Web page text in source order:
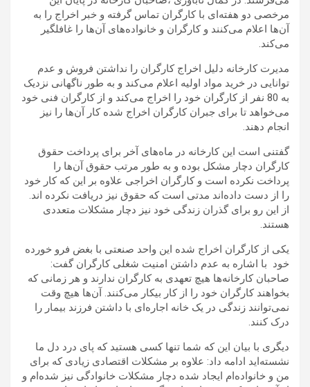
مرخصی دو هفته‌ای با کارگران تماس گرفته‌ و خبر اخراج را به
آن‌ها اعلام می‌کنند و کارگران و خانواده‌های آن‌ها را غافلگیر
می‌کند.
مدیرت کارخانه دلیل اخراج کارگران را نداشتن فروش و عدم
توانایی در خرید مواد اولیه اعلام می‌کند و به طور ناگهانی نزدیک
به 80 نفر از کارگران خود را اخراج می‌کند و از کارگران فنی خود
می‌خواهد تا برای جبران کارگران اخراج شده کار آن‌ها را نیز
انجام دهند.
گفتنی است این کارخانه در ماه‌های آخر برای پرداخت حقوق
کارگران دچار مشکل بوده و به طور مرتب حقوق آن‌ها را
پرداخت نکرده است و کارگران اخراجی علاوه بر این که کار خود
را از دست داده‌اند مدتی است که حقوق نیز دریافت نکرده ‌اند.
از این رو برای گذران زندگی خود نیز دچار مشکلات متعددی
هستند.
یکی از کارگران اخراج شده این واحد صنعتی با بغض فرو خورده
خود با اشاره به عدم داشتن امنیت شغلی کارگران گفت:
صاحبان کارخانه‌ها هیچ تعهدی به کارگران ندارند و هر زمانی که
بخواهند کارگران خود را از کار بیکار می‌کنند. آن‌ها هیچ وقت
نمی‌توانند زندگی در یک خانه اجاره‌ای با داشتن فرزند بیمار را
درک کنند.
دیگری با بیان این که شما تنها کسی هستید که پای درد دل ما
نشسته‌اید ادامه داد: علاوه بر مشکلات اقتصادی زیادی که برای
من و خانواده‌ام ایجاد شده دچار مشکلات خانوادگی نیز شده‌ام و